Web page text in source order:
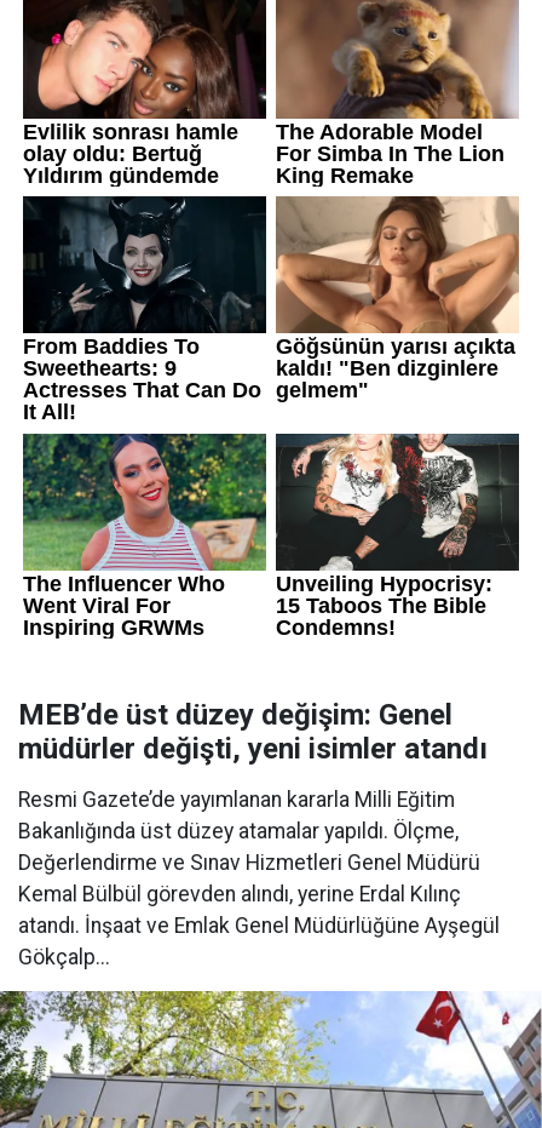
MEB’de üst düzey değişim: Genel
müdürler değişti, yeni isimler atandı
Resmi Gazete’de yayımlanan kararla Milli Eğitim
Bakanlığında üst düzey atamalar yapıldı. Ölçme,
Değerlendirme ve Sınav Hizmetleri Genel Müdürü
Kemal Bülbül görevden alındı, yerine Erdal Kılınç
atandı. İnşaat ve Emlak Genel Müdürlüğüne Ayşegül
Gökçalp...